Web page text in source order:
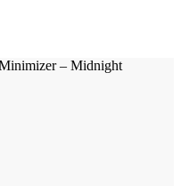
– Midnight